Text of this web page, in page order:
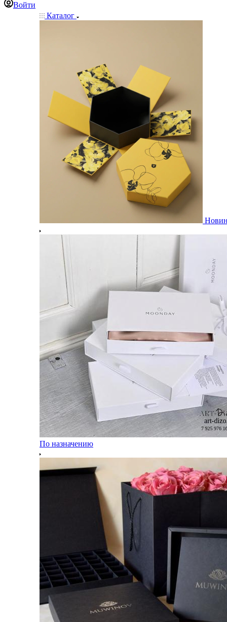
Войти
Каталог
По назначению